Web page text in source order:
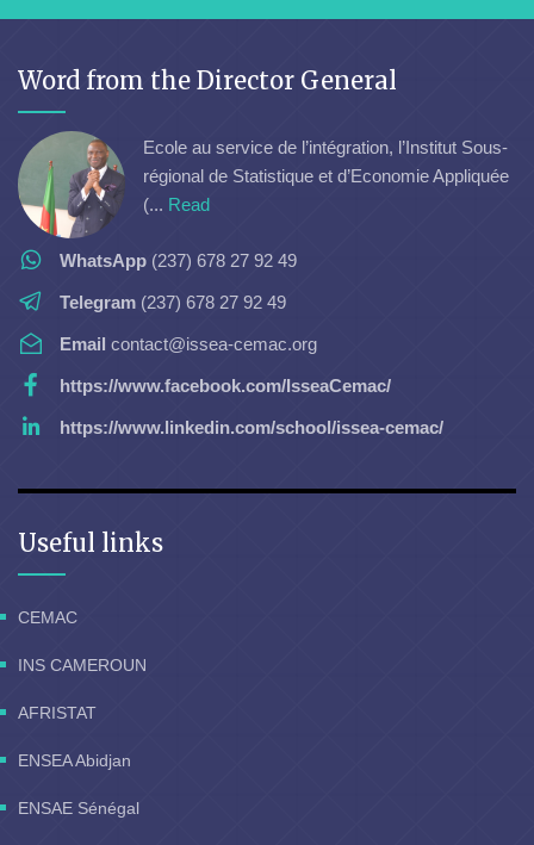
Word from the Director General
Ecole au service de l’intégration, l’Institut Sous-
régional de Statistique et d’Economie Appliquée
(... Read
WhatsApp (237) 678 27 92 49
Telegram (237) 678 27 92 49
Email contact@issea-cemac.org
https://www.facebook.com/IsseaCemac/
https://www.linkedin.com/school/issea-cemac/
Useful links
CEMAC
INS CAMEROUN
AFRISTAT
ENSEA Abidjan
ENSAE Sénégal